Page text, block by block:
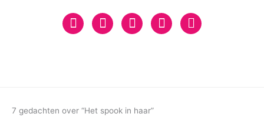
7 gedachten over “Het spook in haar”